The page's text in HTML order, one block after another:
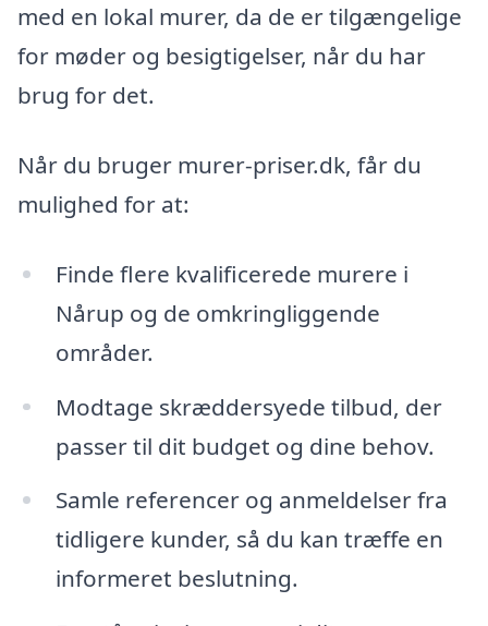
med en lokal murer, da de er tilgængelige
for møder og besigtigelser, når du har
brug for det.
Når du bruger murer-priser.dk, får du
mulighed for at:
Finde flere kvalificerede murere i
Nårup og de omkringliggende
områder.
Modtage skræddersyede tilbud, der
passer til dit budget og dine behov.
Samle referencer og anmeldelser fra
tidligere kunder, så du kan træffe en
informeret beslutning.